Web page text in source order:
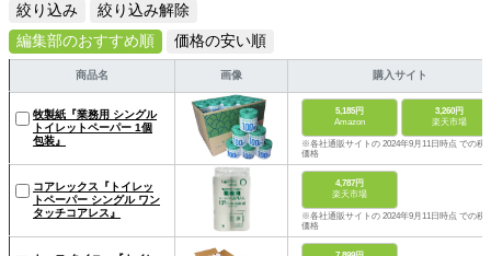
絞り込み
絞り込み解除
編集部のおすすめ順
価格の安い順
商品名 画像 購入サイト
牧製紙『業務用 シングル
トイレットペーパー 1個
包装』
5,185円
Amazon
3,260円
楽天市場
※各社通販サイトの 2024年9月11日時点 での税
価格
コアレックス『トイレッ
トペーパー シングル ワン
タッチコアレス』
4,787円
楽天市場
※各社通販サイトの 2024年9月11日時点 での税
価格